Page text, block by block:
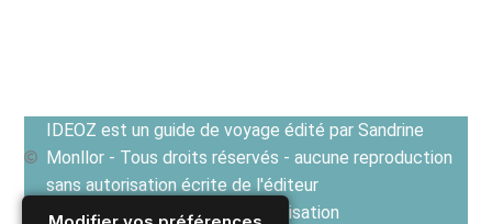
IDEOZ est un guide de voyage édité par Sandrine
Monllor - Tous droits réservés - aucune reproduction
sans autorisation écrite de l'éditeur
Voir les Conditions générales d'utilisation